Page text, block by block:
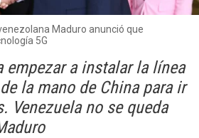
Maduro anunció que
5G
empezar a instalar la línea
la mano de China para ir
Venezuela no se queda